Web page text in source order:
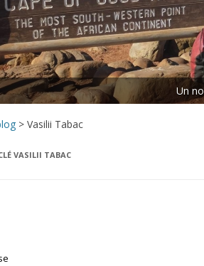
ETAPE N°5 : LES CHUTES
VICTORIA – LE CAP
ETAPE N°6 : LE CAP –
ETAPE N°7 : MAKOUA
Un
> Vasilii Tabac
VASILII TABAC